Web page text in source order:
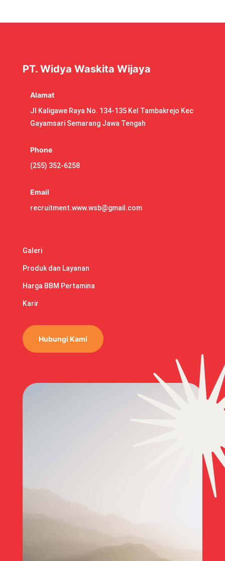
PT. Widya Waskita Wijaya
Alamat
Jl Kaligawe Raya No. 134-135 Kel Tambakrejo Kec
Gayamsari Semarang Jawa Tengah
Phone
(255) 352-6258
Email
recruitment.www.wsb@gmail.com
Galeri
Produk dan Layanan
Harga BBM Pertamina
Karir
Hubungi Kami